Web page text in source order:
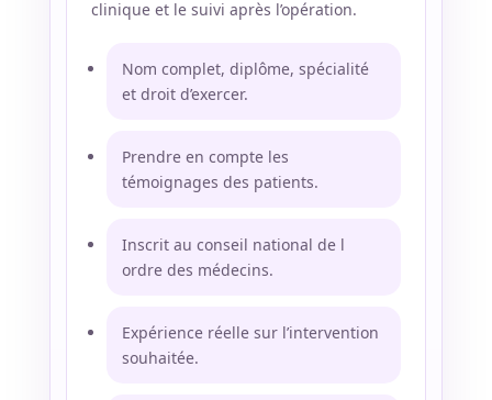
clinique et le suivi après l’opération.
Nom complet, diplôme, spécialité
et droit d’exercer.
Prendre en compte les
témoignages des patients.
Inscrit au conseil national de l
ordre des médecins.
Expérience réelle sur l’intervention
souhaitée.